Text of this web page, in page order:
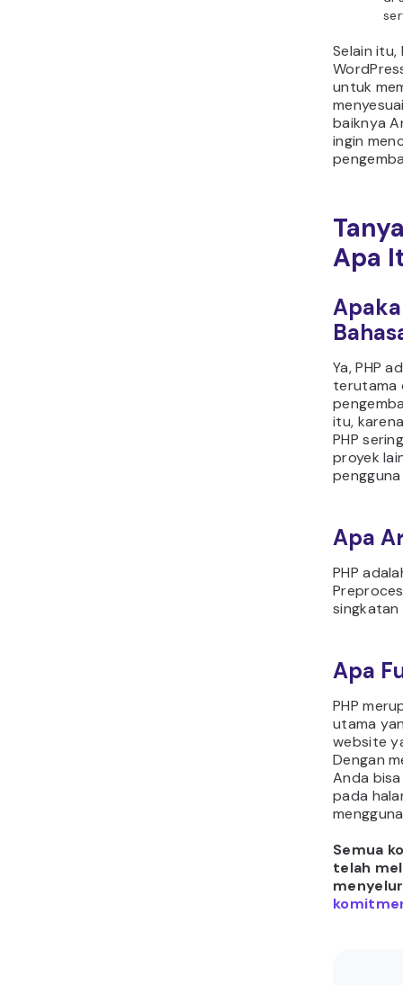
Selain itu,
untuk
baiknya
ingin
Apa
Ya, PHP
terutama
itu,
PHP
proyek
Apa
PHP
singkatan
Apa
PHP
utama
website
Dengan
Anda
pada
Semua
telah